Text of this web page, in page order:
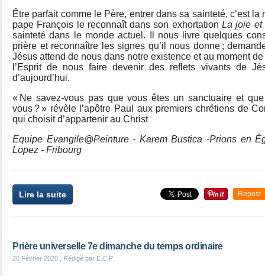
Être parfait comme le Père, entrer dans sa sainteté, c’est
pape François le reconnaît dans son exhortation La joie et
sainteté dans le monde actuel. Il nous livre quelques
prière et reconnaître les signes qu’il nous donne ;
Jésus attend de nous dans notre existence et au moment
l’Esprit de nous faire devenir des reflets vivants de
d’aujourd’hui.
« Ne savez-vous pas que vous êtes un sanctuaire et
vous ? » révèle l’apôtre Paul aux premiers chrétiens de
qui choisit d’appartenir au Christ
Equipe Evangile@Peinture - Karem Bustica -Prions en
Lopez - Fribourg
Lire la suite Repost
Prière universelle 7e dimanche du temps ordinaire
20 Février 2020 , Rédigé par E.C.P.